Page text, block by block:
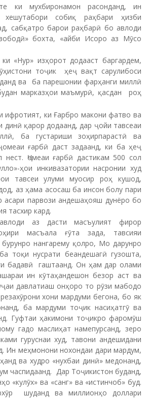
ки мухбиронамон расонданд, ин
собиқ раҳбари ҳизби
сабқатро барои раҳбарӣ бо авлоди
бохта, «айби Исоро аз Мӯсо
«Нур» изҳорот додааст баргардем,
тоҷик ҳеҷ вақт сарулибоси
ва ба парешонии фарҳанги миллӣ
марказҳои маъмурӣ, қасдан роҳ
ифротият, ки Ғарбро макони фатво ва
динӣ қарор додаанд, дар ҷойи тавсеаи
ба густариши зоҳирпарастӣ ва
ғарбӣ даст задаанд, ки ба ҳеҷ
нест. Ҷомеаи ғарбӣ дастикам 500 сол
ҳои инкивазатории насронии худ
тавсеи улуми муосир роҳ кушод,
аз ҳама асосаш ба инсон болу пари
асари парвози андешаҳояш дунёро бо
тасхир кард.
аз дасти масъулият фирор
масъала ғӯта зада, тавсияи
нангарему қолро, Мо дарунро
тоқи нусрати беандешагӣ гузошта,
бадавӣ гаштаанд. Он ҳам дар олами
ин кӯтаҳандешон безор аст ва
давлатиаш онҳоро то рӯзи мабодо
хони мардуми бегона, бо як
ба мардуми тоҷик насиҳатгӯ ва
Гуфтаи ҳакимони тоҷикро фаромӯш
гадо маслиҳат намепурсанд, зеро
гуруснаи худ, тавони андешидани
Ин меҳмонони нохондаи дари мардум,
ва худро «нухбаи динӣ» медонанд,
часпидаанд. Дар Тоҷикистон буданд,
«кулӯх» ва «санг» ва «истинчоб» буд.
шуданд ва миллионҳо доллари